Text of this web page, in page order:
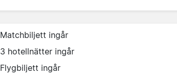
Matchbiljett ingår
3 hotellnätter ingår
Flygbiljett ingår